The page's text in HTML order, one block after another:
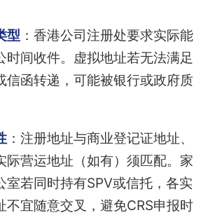
型 ：香港公司注册处要求实际能
时间收件。虚拟地址若无法满足
信函转递，可能被银行或政府质
：注册地址与商业登记证地址、
际营运地址（如有）须匹配。家
室若同时持有SPV或信托，各实
不宜随意交叉，避免CRS申报时